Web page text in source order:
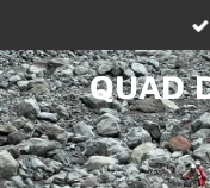
au
contenu
principal
QUAD